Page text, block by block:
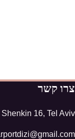
צרו קשר
Shenkin 16, Tel Aviv